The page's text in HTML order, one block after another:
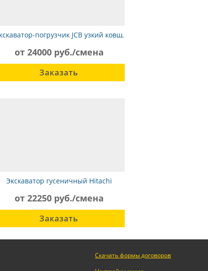
погрузчик JCB узкий ковш,
от 24000 руб./смена
Заказать
Экскаватор гусеничный Hitachi
от 22250 руб./смена
Заказать
Скачать формы договоров